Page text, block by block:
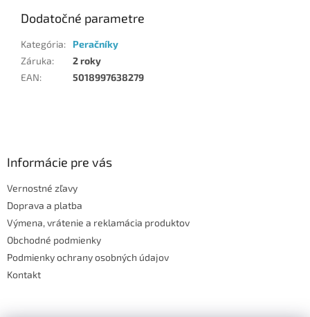
Dodatočné parametre
Kategória:
Peračníky
Záruka:
2 roky
EAN: 5018997638279
Informácie pre vás
Vernostné zľavy
Doprava a platba
Výmena, vrátenie a reklamácia produktov
Obchodné podmienky
Podmienky ochrany osobných údajov
Kontakt